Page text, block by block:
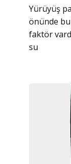
Yürüyüş
önünde
faktör
su